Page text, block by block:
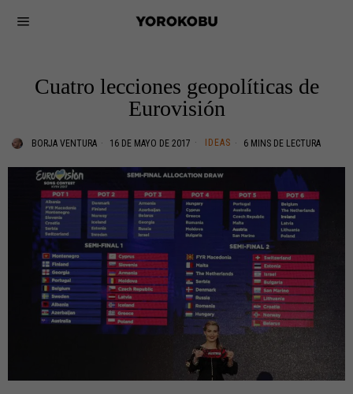
Cuatro lecciones geopolíticas de
Eurovisión
BORJA VENTURA 16 DE MAYO DE 2017 IDEAS 6 MINS DE LECTURA